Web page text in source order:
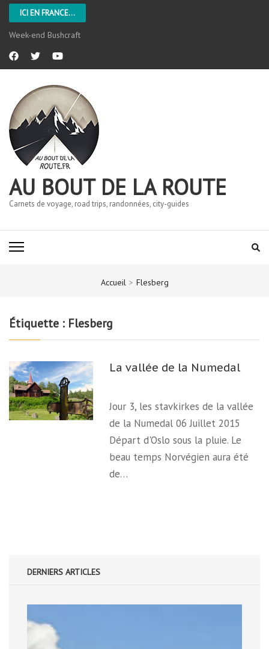
ICI EN FRANCE...
Week-end Bushcraft
AU BOUT DE LA ROUTE
Carnets de voyage, road trips, randonnées, city-guides
Accueil > Flesberg
Étiquette : Flesberg
La vallée de la Numedal
Jour 3, les stavkirkes de la vallée
de la Numedal 06 Juillet 2015
Départ d'Oslo sous la pluie. Le
beau temps Norvégien aura été
de…
DERNIERS ARTICLES